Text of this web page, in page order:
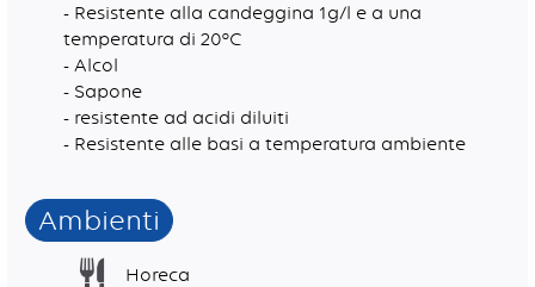
- Resistente alla candeggina 1g/l e a una
temperatura di 20°C
- Alcol
- Sapone
- resistente ad acidi diluiti
- Resistente alle basi a temperatura ambiente
Ambienti
Horeca